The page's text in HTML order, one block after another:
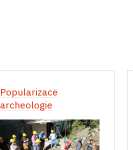
Popularizace
archeologie